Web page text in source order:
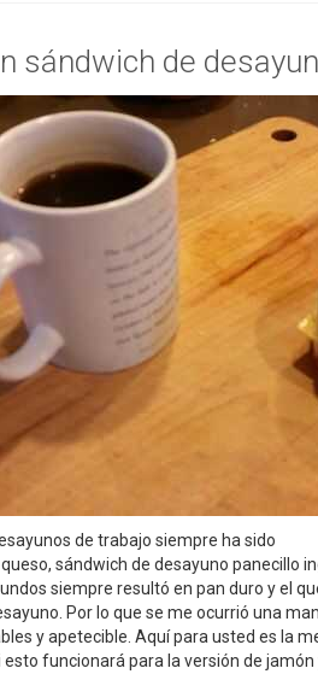
sándwich de
de trabajo siempre ha sido
sándwich de desayuno panecillo
siempre resultó en pan duro y el
Por lo que se me ocurrió una
y apetecible. Aquí para usted es la
funcionará para la versión de